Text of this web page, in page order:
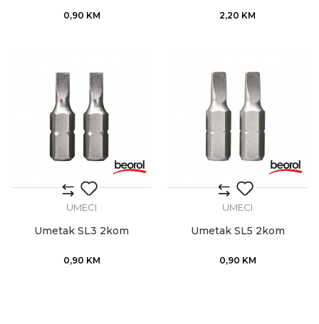
0,90 KM 2,20 KM
UMECI
Umetak SL3 2kom
0,90 KM
UMECI
Umetak SL5 2kom
0,90 KM